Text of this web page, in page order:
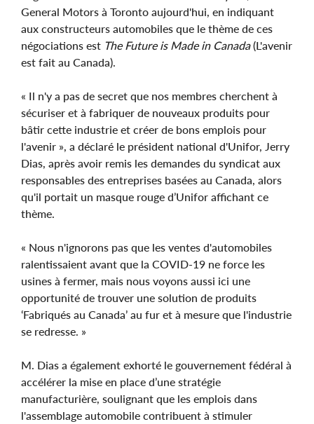
General Motors à Toronto aujourd'hui, en indiquant
aux constructeurs automobiles que le thème de ces
négociations est The Future is Made in Canada(L'avenir
est fait au Canada).
« Il n'y a pas de secret que nos membres cherchent à
sécuriser et à fabriquer de nouveaux produits pour
bâtir cette industrie et créer de bons emplois pour
l'avenir », a déclaré le président national d'Unifor, Jerry
Dias, après avoir remis les demandes du syndicat aux
responsables des entreprises basées au Canada, alors
qu'il portait un masque rouge d’Unifor affichant ce
thème.
« Nous n'ignorons pas que les ventes d'automobiles
ralentissaient avant que la COVID-19 ne force les
usines à fermer, mais nous voyons aussi ici une
opportunité de trouver une solution de produits
‘Fabriqués au Canada’ au fur et à mesure que l'industrie
se redresse. »
M. Dias a également exhorté le gouvernement fédéral à
accélérer la mise en place d’une stratégie
manufacturière, soulignant que les emplois dans
l'assemblage automobile contribuent à stimuler